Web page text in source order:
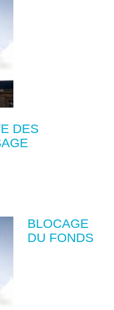
DES
BLOCAGE
DU FONDS